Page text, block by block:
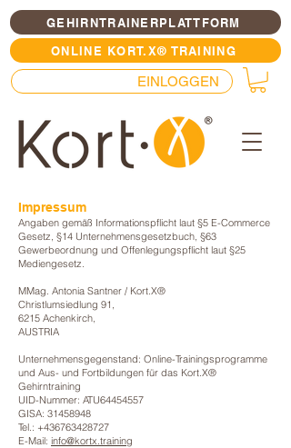
GEHIRNTRAINERPLATTFORM
ONLINE KORT.X® TRAINING
EINLOGGEN
Impressum
Angaben gemäß Informationspflicht laut §5 E-Commerce
Gesetz, §14 Unternehmensgesetzbuch, §63
Gewerbeordnung und Offenlegungspflicht laut §25
Mediengesetz.
MMag. Antonia Santner / Kort.X®
Christlumsiedlung 91,
6215 Achenkirch,
AUSTRIA
Unternehmensgegenstand: Online-Trainingsprogramme
und Aus- und Fortbildungen für das Kort.X®
Gehirntraining
UID-Nummer: ATU64454557
GISA: 31458948
Tel.: +436763428727
E-Mail: info@kortx.training